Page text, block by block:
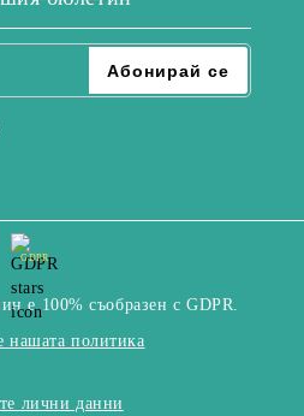
GDPR
е 100% съобразен с GDPR.
нашата политика
лични данни